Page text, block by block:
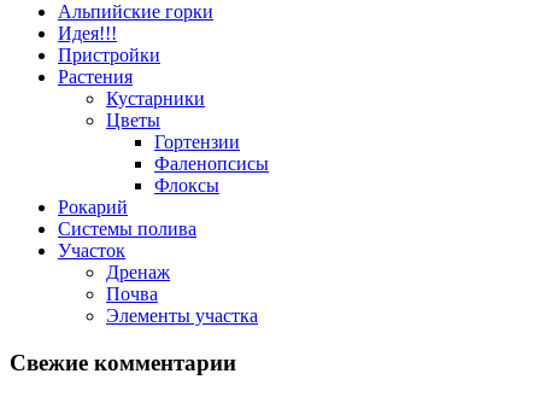
Альпийские горки
Идея!!!
Пристройки
Растения
Кустарники
Цветы
Гортензии
Фаленопсисы
Флоксы
Рокарий
Системы полива
Участок
Дренаж
Почва
Элементы участка
Свежие комментарии